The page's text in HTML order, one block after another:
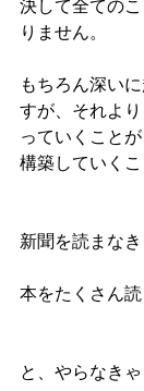
決して全ての
りません。
もちろん深い
すが、それよ
っていくこと
構築していくこ
新聞を読まな
本をたくさん
と、やらなきゃ